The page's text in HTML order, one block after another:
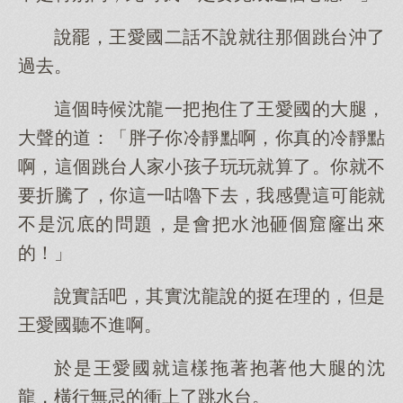
說罷，王愛國二話不說就往那個跳台沖了
過去。
這個時候沈龍一把抱住了王愛國的大腿，
大聲的道：「胖子你冷靜點啊，你真的冷靜點
啊，這個跳台人家小孩子玩玩就算了。你就不
要折騰了，你這一咕嚕下去，我感覺這可能就
不是沉底的問題，是會把水池砸個窟窿出來
的！」
說實話吧，其實沈龍說的挺在理的，但是
王愛國聽不進啊。
於是王愛國就這樣拖著抱著他大腿的沈
龍，橫行無忌的衝上了跳水台。